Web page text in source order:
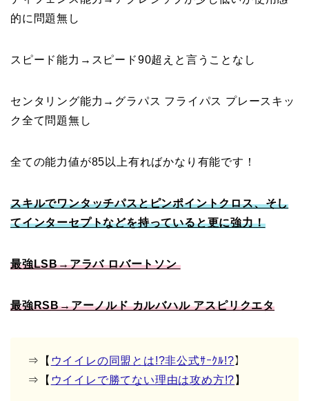
的に問題無し
スピード能力→スピード90超えと言うことなし
センタリング能力→グラパス フライパス プレースキッ
ク全て問題無し
全ての能力値が85以上有ればかなり有能です！
スキルでワンタッチパスとピンポイントクロス、そし
てインターセプトなどを持っていると更に強力！
最強LSB→アラバ ロバートソン
最強RSB→アーノルド カルバハル アスピリクエタ
⇒【 ウイイレの同盟とは!?非公式ｻｰｸﾙ!?】
⇒【 ウイイレで勝てない理由は攻め方!? 】